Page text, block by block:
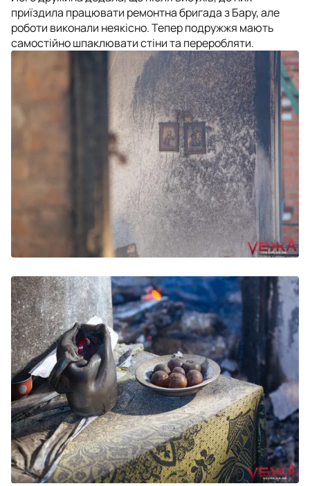
приїздила працювати ремонтна бригада з Бару, але
роботи виконали неякісно. Тепер подружжя мають
самостійно шпаклювати стіни та переробляти.